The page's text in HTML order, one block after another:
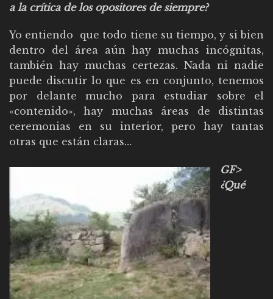
a la crítica de los opositores de siempre?
Yo entiendo que todo tiene su tiempo, y si bien
dentro del área aún hay muchas incógnitas,
también hay muchas certezas. Nada ni nadie
puede discutir lo que es en conjunto, tenemos
por delante mucho para estudiar sobre el
«contenido», hay muchas áreas de distintas
ceremonias en su interior, pero hay tantas
otras que están claras…
GF>
¿Qué